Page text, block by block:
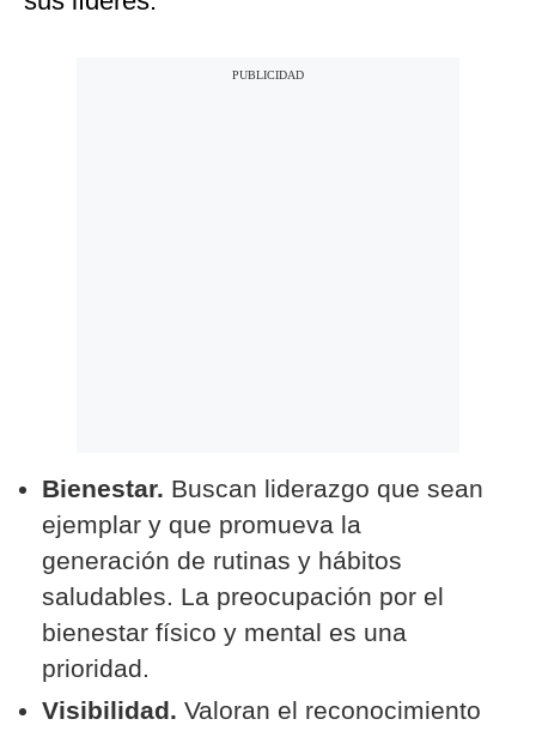
Bienestar. Buscan liderazgo que sean
ejemplar y que promueva la
generación de rutinas y hábitos
saludables. La preocupación por el
bienestar físico y mental es una
prioridad.
Visibilidad. Valoran el reconocimiento